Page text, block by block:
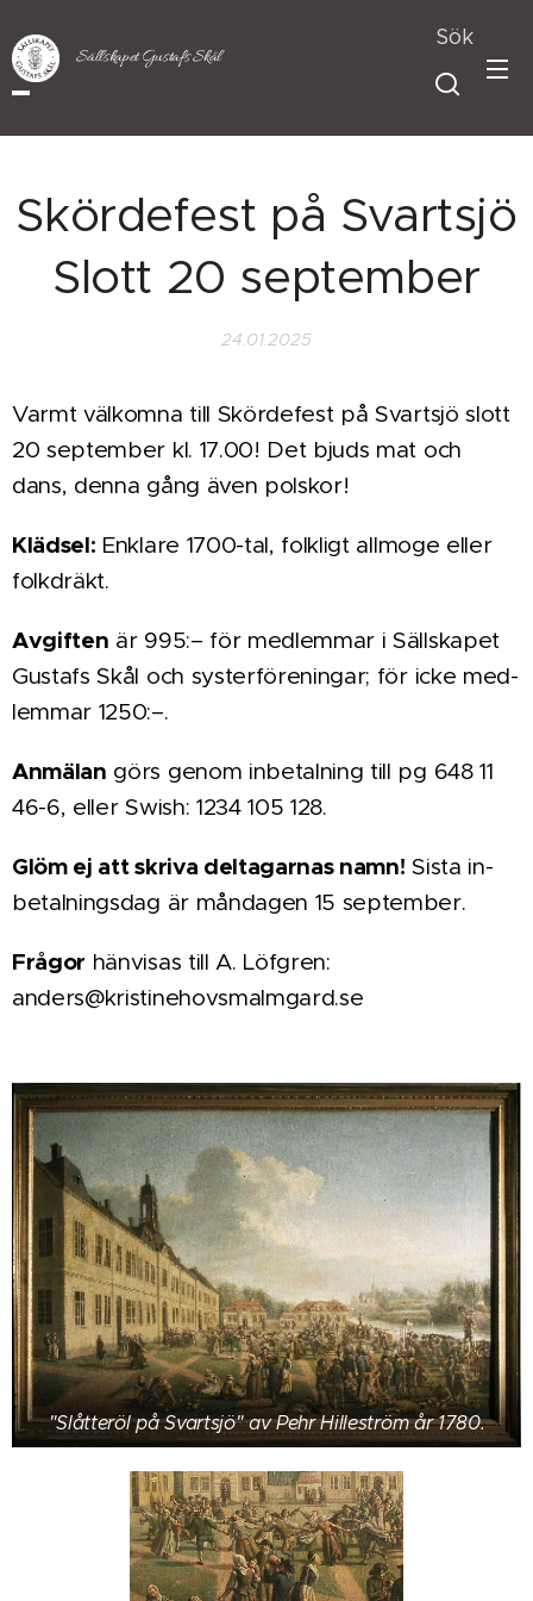
Sällskapet Gustafs Skål
Sök
Skördefest på Svartsjö
Slott 20 september
24.01.2025
Varmt välkomna till Skördefest på Svartsjö slott
20 september kl. 17.00! Det bjuds mat och
dans, denna gång även polskor!
Klädsel: Enklare 1700-tal, folkligt allmoge eller
folkdräkt.
Avgiften är 995:– för medlemmar i Säll­ska­pet
Gus­tafs Skål och syster­för­enin­gar; för icke med­
lemmar 1250:–.
An­mälan görs genom in­betal­ning till pg 648 11
46-6, eller Swish: 1234 105 128.
Glöm ej att skri­va del­ta­gar­nas namn! Sista in­
betal­nings­dag är måndagen 15 september.
Frågor hän­visas till A. Löfgren:
anders@kristinehovsmalmgard.se
"Slåtteröl på Svartsjö" av Pehr Hilleström år 1780.